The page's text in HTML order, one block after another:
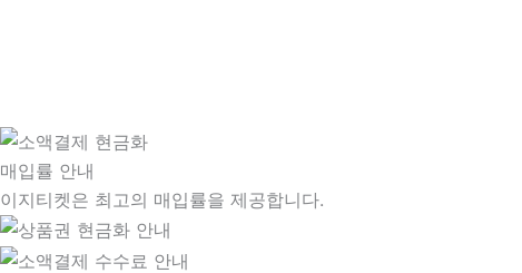
매입률 안내
이지티켓은 최고의 매입률을 제공합니다.